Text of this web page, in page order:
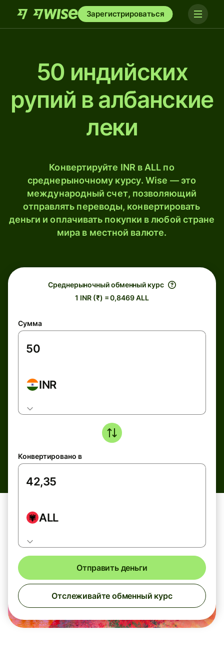
Зарегистрироваться
50 индийских
рупий в албанские
леки
Конвертируйте INR в ALL по
среднерыночному курсу. Wise — это
международный счет, позволяющий
отправлять переводы, конвертировать
деньги и оплачивать покупки в любой стране
мира в местной валюте.
Среднерыночный обменный курс
1 INR (₹) = 0,8469 ALL
Сумма
INR
Конвертировано в
ALL
Отправить деньги
Отслеживайте обменный курс